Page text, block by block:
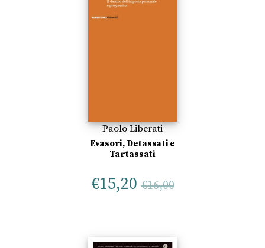
Paolo Liberati
Evasori, Detassati e
Tartassati
€15,20 €16,00